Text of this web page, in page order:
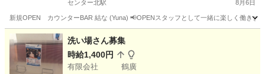
センター北駅 8月6日
新規OPEN カウンターBAR 結な (Yuna) 📢OPENスタッフとして一緒に楽しく働きま
神奈川 横浜市 センター北駅
洗い場さん募集
時給1,400円
有限会社 鶴廣